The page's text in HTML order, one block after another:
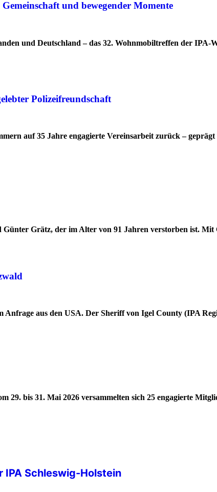
und bewegender Momente
und Deutschland – das 32. Wohnmobiltreffen der
Polizeifreundschaft
auf 35 Jahre engagierte Vereinsarbeit zurück –
Grätz, der im Alter von 91 Jahren verstorben ist.
aus den USA. Der Sheriff von Igel County (IPA
bis 31. Mai 2026 versammelten sich 25 engagierte
Schleswig-Holstein